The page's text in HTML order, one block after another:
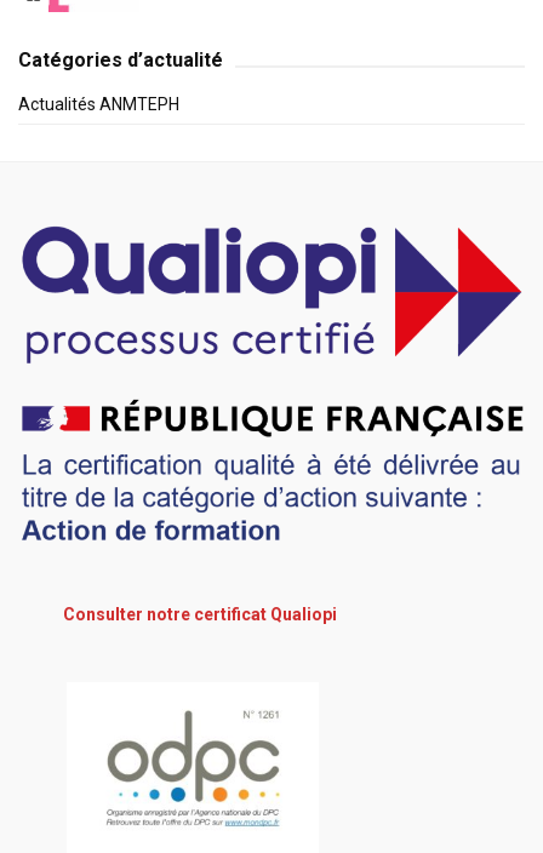
Catégories d’actualité
Actualités ANMTEPH
Consulter notre certificat Qualiopi